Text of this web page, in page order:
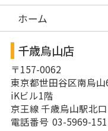
ホーム
千歳烏山店
〒157-0062
東京都世田谷区南烏
iKビル1階
京王線 千歳烏山駅北
電話番号 03-5969-